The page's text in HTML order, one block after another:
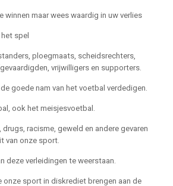
winnen maar wees waardig in uw verlies
spel
ploegmaats, scheidsrechters,
vrijwilligers en supporters.
goede nam van het voetbal verdedigen.
ook het meisjesvoetbal.
racisme, geweld en andere gevaren
van onze sport.
deze verleidingen te weerstaan.
onze sport in diskrediet brengen aan de